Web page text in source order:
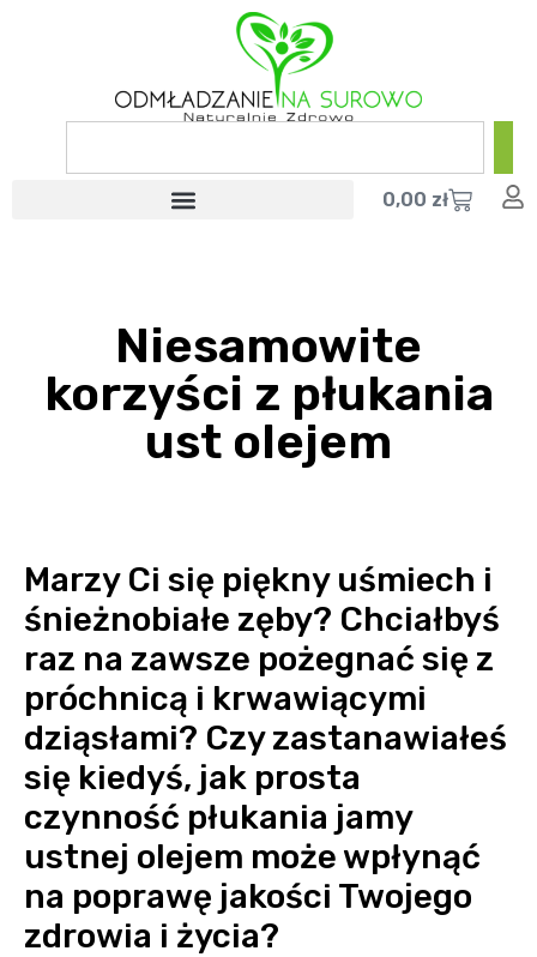
0,00 zł
Niesamowite
korzyści z płukania
ust olejem
Marzy Ci się piękny uśmiech i
śnieżnobiałe zęby? Chciałbyś
raz na zawsze pożegnać się z
próchnicą i krwawiącymi
dziąsłami? Czy zastanawiałeś
się kiedyś, jak prosta
czynność płukania jamy
ustnej olejem może wpłynąć
na poprawę jakości Twojego
zdrowia i życia?